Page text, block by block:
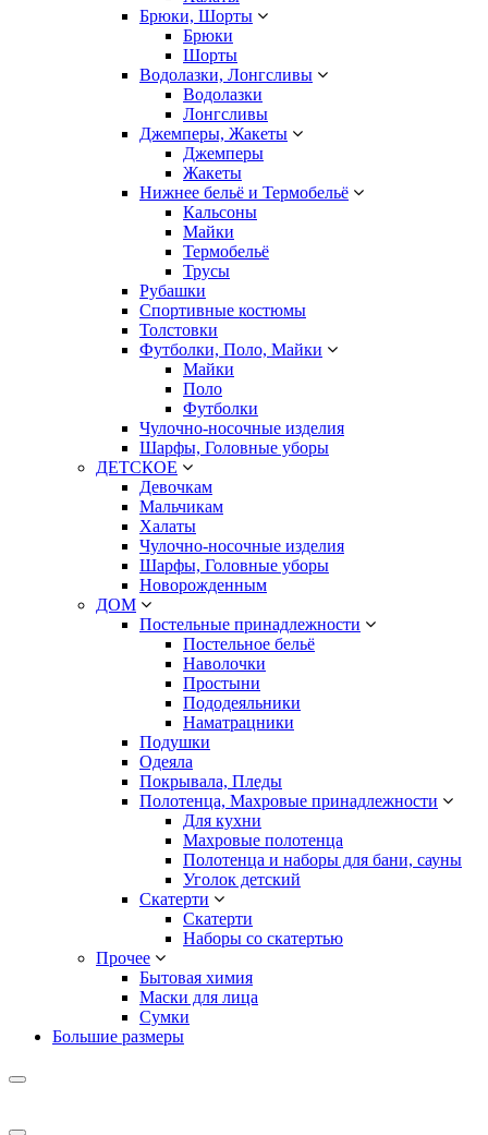
Брюки, Шорты
Брюки
Шорты
Водолазки, Лонгсливы
Водолазки
Лонгсливы
Джемперы, Жакеты
Джемперы
Жакеты
Нижнее бельё и Термобельё
Кальсоны
Майки
Термобельё
Трусы
Рубашки
Спортивные костюмы
Толстовки
Футболки, Поло, Майки
Майки
Поло
Футболки
Чулочно-носочные изделия
Шарфы, Головные уборы
ДЕТСКОЕ
Девочкам
Мальчикам
Халаты
Чулочно-носочные изделия
Шарфы, Головные уборы
Новорожденным
ДОМ
Постельные принадлежности
Постельное бельё
Наволочки
Простыни
Пододеяльники
Наматрацники
Подушки
Одеяла
Покрывала, Пледы
Полотенца, Махровые принадлежности
Для кухни
Махровые полотенца
Полотенца и наборы для бани, сауны
Уголок детский
Скатерти
Скатерти
Наборы со скатертью
Прочее
Бытовая химия
Маски для лица
Сумки
Большие размеры